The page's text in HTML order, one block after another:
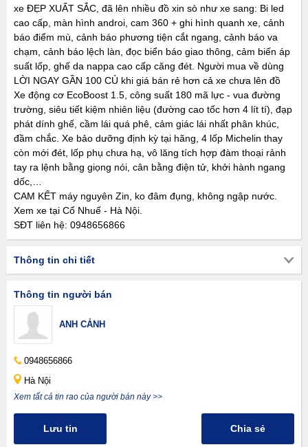
xe ĐẸP XUẤT SẮC, đã lên nhiều đồ xin sò như xe sang: Bi led
cao cấp, màn hình androi, cam 360 + ghi hình quanh xe, cảnh
báo điểm mù, cảnh báo phương tiện cắt ngang, cảnh báo va
chạm, cảnh báo lệch làn, đọc biển báo giao thông, cảm biến áp
suất lốp, ghế da nappa cao cấp căng đét. Người mua về dùng
LỜI NGAY GẦN 100 CỦ khi giá bán rẻ hơn cả xe chưa lên đồ
Xe động cơ EcoBoost 1.5, công suất 180 mã lực - vua đường
trường, siêu tiết kiệm nhiên liệu (đường cao tốc hơn 4 lít tí), đạp
phát dính ghế, cầm lái quá phê, cảm giác lái nhất phân khúc,
đầm chắc. Xe bảo dưỡng định kỳ tại hãng, 4 lốp Michelin thay
còn mới đét, lốp phụ chưa hạ, vô lăng tích hợp đàm thoại rảnh
tay ra lệnh bằng giọng nói, cân bằng điện tử, khởi hành ngang
dốc,…
CAM KẾT máy nguyên Zin, ko đâm đụng, không ngập nước.
Xem xe tại Cổ Nhuế - Hà Nội.
SĐT liên hệ: 0948656866
Thông tin chi tiết
Thông tin người bán
ANH CẢNH
0948656866
Hà Nội
Xem tất cả tin rao của người bán này >>
Lưu tin Chia sẻ